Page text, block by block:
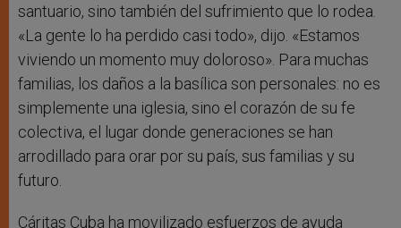
santuario, sino también del sufrimiento que lo rodea.
«La gente lo ha perdido casi todo», dijo. «Estamos
viviendo un momento muy doloroso». Para muchas
familias, los daños a la basílica son personales: no es
simplemente una iglesia, sino el corazón de su fe
colectiva, el lugar donde generaciones se han
arrodillado para orar por su país, sus familias y su
futuro.
Cáritas Cuba ha movilizado esfuerzos de ayuda